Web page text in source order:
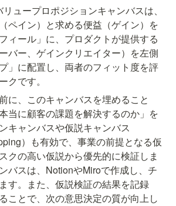
リュープロポジションキャンバスは、
ペイン）と求める便益（ゲイン）を
ィール」に、プロダクトが提供する
バー、ゲインクリエイター）を左側
」に配置し、両者のフィット度を評
クです。
に、このキャンバスを埋めること
当に顧客の課題を解決するのか」を
キャンバスや仮説キャンバス
）も有効で、事業の前提となる仮
クの高い仮説から優先的に検証しま
バスは、NotionやMiroで作成し、チ
す。また、仮説検証の結果を記録
ことで、次の意思決定の質が向上し